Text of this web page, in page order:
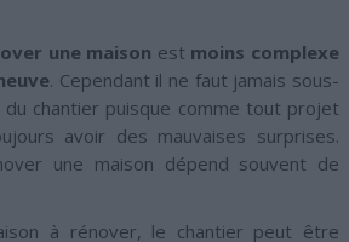
une maison est moins complexe
. Cependant il ne faut jamais sous-
chantier puisque comme tout projet
avoir des mauvaises surprises.
une maison dépend souvent de
à rénover, le chantier peut être